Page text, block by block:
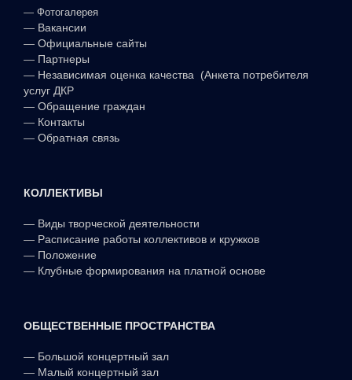
— Фотогалерея
— Вакансии
— Официальные сайты
— Партнеры
— Независимая оценка качества (Анкета потребителя
услуг ДКР
— Обращение граждан
— Контакты
— Обратная связь
КОЛЛЕКТИВЫ
— Виды творческой деятельности
— Расписание работы коллективов и кружков
— Положение
— Клубные формирования на платной основе
ОБЩЕСТВЕННЫЕ ПРОСТРАНСТВА
— Большой концертный зал
— Малый концертный зал